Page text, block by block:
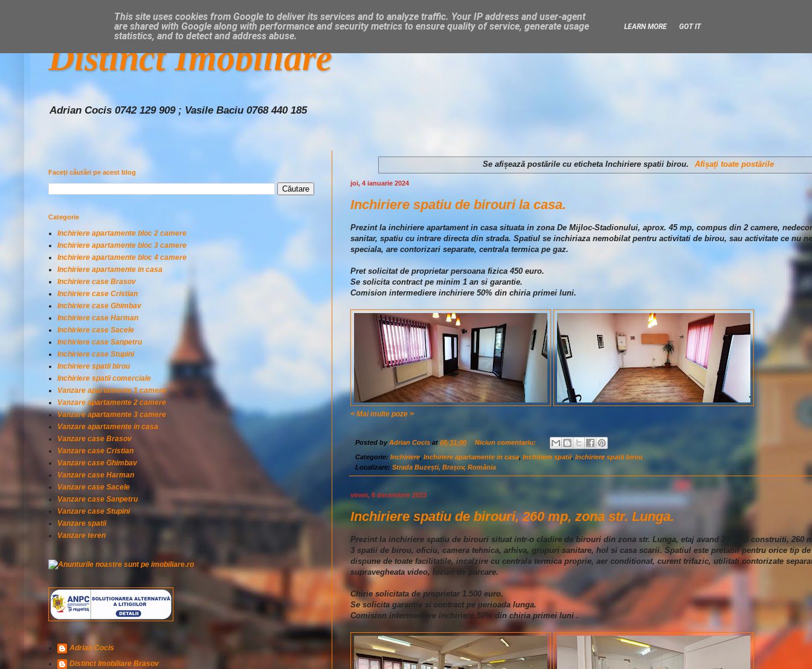
Distinct Imobiliare
Adrian Cocis 0742 129 909 ; Vasile Baciu 0768 440 185
Se afișează postările cu etichetaInchiriere spatii birou. Afișați toate postările
joi, 4 ianuarie 2024
Inchiriere spatiu de birouri la casa.
Prezint la inchiriere apartament in casa situata in zona De Mijloc-Stadionului, aprox. 45 mp, compus din 2 camere,
sanitar, spatiu cu intrare directa din strada. Spatiul se inchiriaza nemobilat pentru activitati de birou, sau activitate ce nu
speciala, are contorizari separate, centrala termica pe gaz.
Pret solicitat de proprietar persoana fizica 450 euro.
Se solicita contract pe minim 1 an si garantie.
Comision intermediere inchiriere 50% din chiria primei luni.
< Mai multe poze >
Posted byAdrian Cocis at08:31:00 Niciun comentariu:
Categorie: Inchiriere, Inchiriere apartamente in casa, Inchiriere spatii, Inchiriere spatii birou
Localizare: Strada Buzești, Brașov, România
vineri, 8 decembrie 2023
Inchiriere spatiu de birouri, 260 mp, zona str. Lunga.
Prezint la inchiriere spatiu de birouri situat intr-o cladire de birouri din zona str. Lunga, etaj avand 290 mp construiti, 260
3 spatii de birou, oficiu, camera tehnica, arhiva, grupuri sanitare, hol si casa scarii. Spatiul este pretabil pentru orice tip
dispune de toate facilitatile, incalzire cu centrala termica proprie, aer conditionat, curent trifazic, utilitati contorizate
supravegheata video, locuri de parcare.
Chirie solicitata de proprietar 1.500 euro.
Se solicita garantie si contract pe perioada lunga.
Comision intermediere inchiriere 50% din chiria primei luni .
Faceți căutări pe acest blog
Categorie
Inchiriere apartamente bloc 2 camere
Inchiriere apartamente bloc 3 camere
Inchiriere apartamente bloc 4 camere
Inchiriere apartamente in casa
Inchiriere case Brasov
Inchiriere case Cristian
Inchiriere case Ghimbav
Inchiriere case Harman
Inchiriere case Sacele
Inchiriere case Sanpetru
Inchiriere case Stupini
Inchiriere spatii birou
Inchiriere spatii comerciale
Vanzare apartamente 1 camere
Vanzare apartamente 2 camere
Vanzare apartamente 3 camere
Vanzare apartamente in casa
Vanzare case Brasov
Vanzare case Cristian
Vanzare case Ghimbav
Vanzare case Harman
Vanzare case Sacele
Vanzare case Sanpetru
Vanzare case Stupini
Vanzare spatii
Vanzare teren
Adrian Cocis
Distinct Imobiliare Brasov
This site uses cookies from Google to deliver its services and to analyze traffic. Your IP address and user-agent
are shared with Google along with performance and security metrics to ensure quality of service, generate usage
statistics, and to detect and address abuse.
LEARN MORE GOT IT